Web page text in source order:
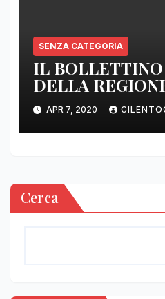
SENZA CATEGORIA
IL
DELLA
DELLE ORE
APR 7, 2020
Cerca